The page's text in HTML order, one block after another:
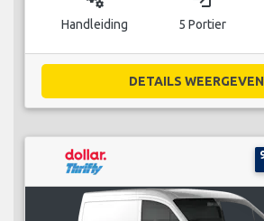
Handleiding 5 Portier
DETAILS